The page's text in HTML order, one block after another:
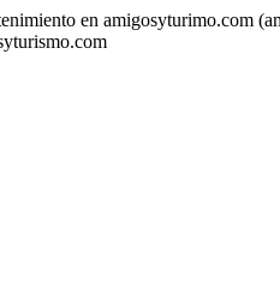
en amigosyturimo.com